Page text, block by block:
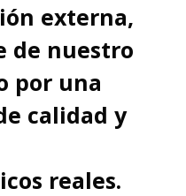
externa,
de nuestro
por una
calidad y
reales.